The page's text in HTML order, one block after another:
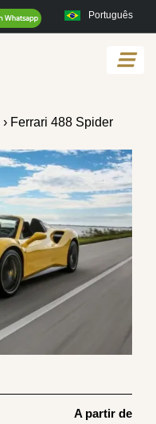
Português
› Ferrari 488 Spider
A partir de